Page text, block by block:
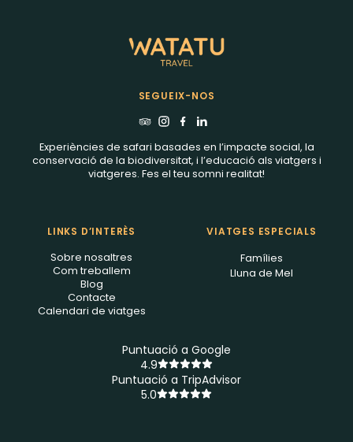
SEGUEIX-NOS
Experiències de safari basades en l’impacte social, la
conservació de la biodiversitat, i l’educació als viatgers i
viatgeres. Fes el teu somni realitat!
LINKS D’INTERÈS
Sobre nosaltres
Com treballem
Blog
Contacte
Calendari de viatges
VIATGES ESPECIALS
Famílies
Lluna de Mel
Puntuació a Google
4.9
Puntuació a TripAdvisor
5.0